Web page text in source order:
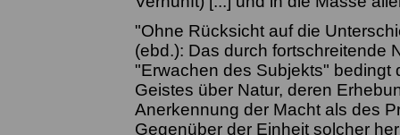
"Ohne Rücksicht auf die
(ebd.): Das durch fortschreitende
"Erwachen des Subjekts" bedingt
Geistes über Natur, deren
Anerkennung der Macht als des
Gegenüber der Einheit solcher